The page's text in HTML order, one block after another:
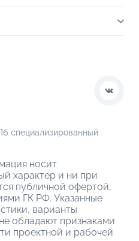
специализированный
носит
характер и ни при
публичной офертой,
ГК РФ. Указанные
варианты
обладают признаками
проектной и рабочей